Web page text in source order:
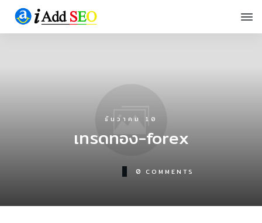
ธันวาคม 10
เทรดทอง-forex
0 COMMENTS